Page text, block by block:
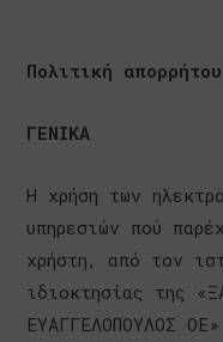
Πολιτική
ΓΕΝΙΚΑ
Η χρήση των
υπηρεσιών πού
χρήστη, από τον
ιδιοκτησίας της
ΕΥΑΓΓΕΛΟΠΟΥΛΟΣ